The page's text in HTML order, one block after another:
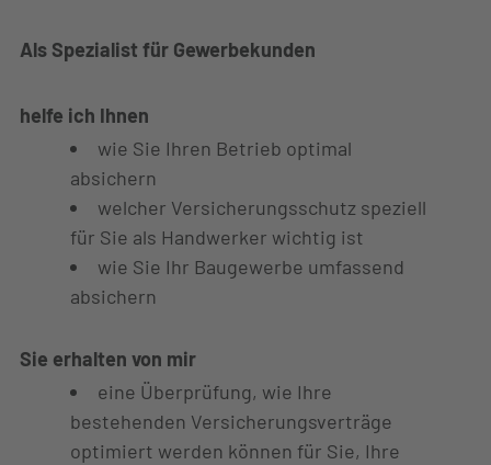
Als Spezialist für Gewerbekunden
helfe ich Ihnen
wie Sie Ihren Betrieb optimal
absichern
welcher Versicherungsschutz speziell
für Sie als Handwerker wichtig ist
wie Sie Ihr Baugewerbe umfassend
absichern
Sie erhalten von mir
eine Überprüfung, wie Ihre
bestehenden Versicherungsverträge
optimiert werden können für Sie, Ihre